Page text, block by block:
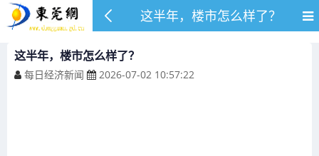
这半年，楼市怎么样了？
这半年，楼市怎么样了？
每日经济新闻 2026-07-02 10:57:22